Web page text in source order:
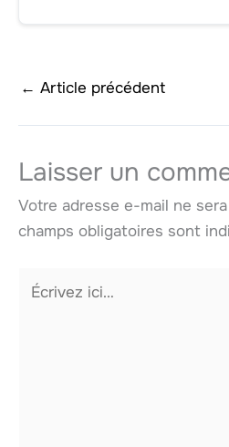
← Article précédent
Laisser un
Votre adresse e-mail ne
champs obligatoires sont
Écrivez